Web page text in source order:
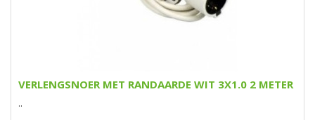
VERLENGSNOER MET RANDAARDE WIT 3X1.0 2 METER
..